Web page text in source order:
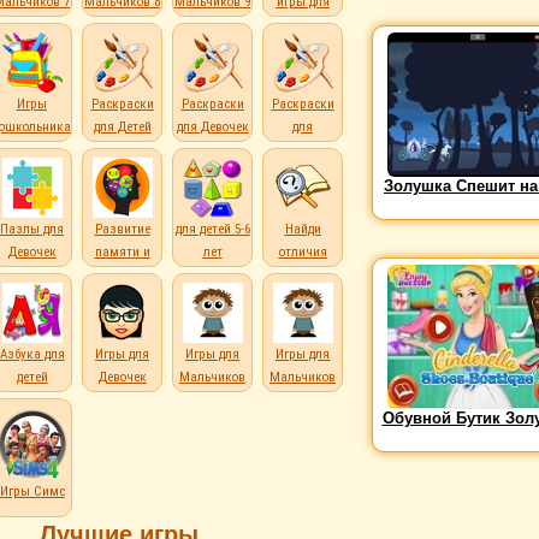
лет
лет
лет
детей
Игры
Раскраски
для Детей
Раскраски
для Девочек
Раскраски
для
Мальчиков
Пазлы для
Девочек
Развитие
памяти и
внимания
для детей 5-6
лет
Найди
отличия
Азбука для
детей
Игры для
Девочек
Игры для
Мальчиков
Игры для
Мальчиков
Игры Симс
Лучшие игры
Золушка Спешит
Обувной Бутик